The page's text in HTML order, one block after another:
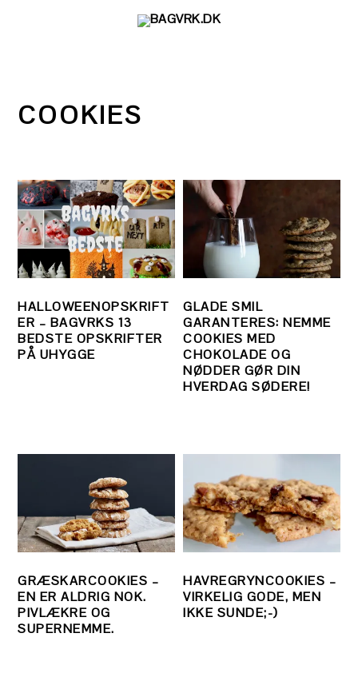
COOKIES
HALLOWEENOPSKRIFT
ER – BAGVRKS 13
BEDSTE OPSKRIFTER
PÅ UHYGGE
GLADE SMIL
GARANTERES: NEMME
COOKIES MED
CHOKOLADE OG
NØDDER GØR DIN
HVERDAG SØDERE!
GRÆSKARCOOKIES –
EN ER ALDRIG NOK.
PIVLÆKRE OG
SUPERNEMME.
HAVREGRYNCOOKIES –
VIRKELIG GODE, MEN
IKKE SUNDE;-)